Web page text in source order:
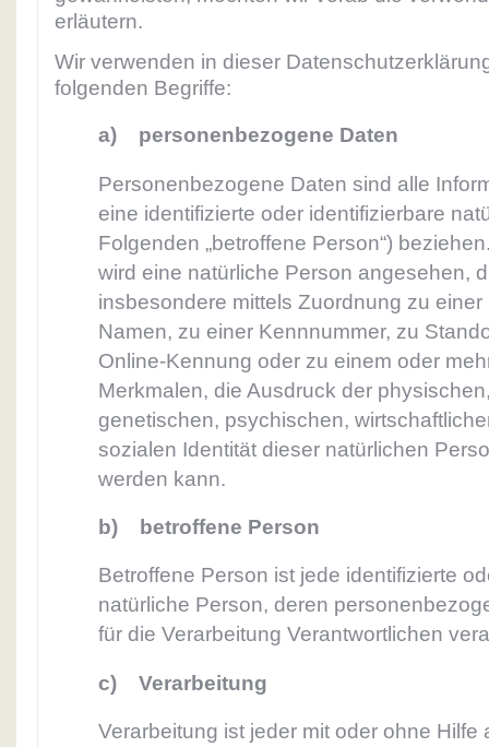
erläutern.
Wir verwenden in dieser
folgenden Begriffe:
a) personenbezogene Daten
Personenbezogene Daten sind alle
eine identifizierte oder identifizierbare
Folgenden „betroffene Person“)
wird eine natürliche Person angesehen,
insbesondere mittels Zuordnung zu
Namen, zu einer Kennnummer, zu
Online-Kennung oder zu einem oder
Merkmalen, die Ausdruck der
genetischen, psychischen,
sozialen Identität dieser natürlichen
werden kann.
b) betroffene Person
Betroffene Person ist jede identifizierte
natürliche Person, deren
für die Verarbeitung Verantwortlichen
c) Verarbeitung
Verarbeitung ist jeder mit oder ohne Hilfe